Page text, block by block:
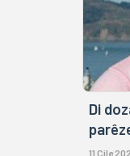
Di
11 Çile